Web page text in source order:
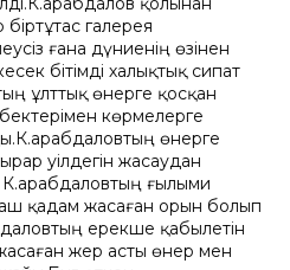
галерея
ғана дүниенің өзінен
бітімді халықтық сипат
ұлттық өнерге қосқан
көрмелерге
өнерге
уілдегін жасаудан
ғылыми
қадам жасаған орын болып
ерекше қабылетін
жер асты өнер мен